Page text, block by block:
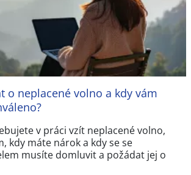
o neplacené volno a kdy vám
v práci vzít neplacené volno,
kdy máte nárok a kdy se se
musíte domluvit a požádat jej o